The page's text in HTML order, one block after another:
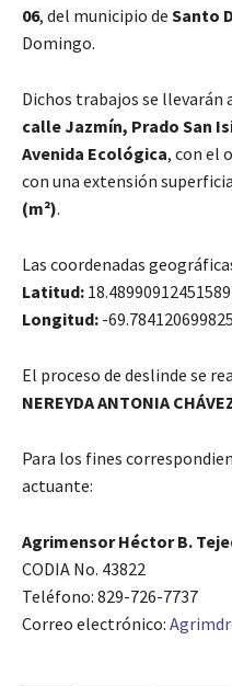
06, del municipio de Santo
Domingo.
Dichos trabajos se llevarán
calle Jazmín, Prado San
Avenida Ecológica, con el
con una extensión
(m²).
Las coordenadas
Latitud:
Longitud: -
El proceso de deslinde se
NEREYDA ANTONIA
Para los fines
actuante:
Agrimensor Héctor B.
CODIA No. 43822
Teléfono: 829-726-7737
Correo electrónico: